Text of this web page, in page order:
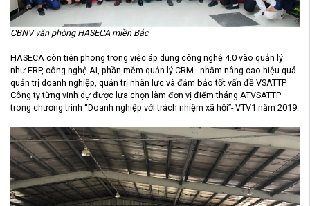
CBNV văn phòng HASECA miền Bắc
HASECA còn tiên phong trong việc áp dụng công nghệ 4.0 vào quản lý
như ERP, công nghệ AI, phần mềm quản lý CRM...nhằm nâng cao hiệu quả
quản trị doanh nghiệp, quản trị nhân lực và đảm bảo tốt vấn đề VSATTP.
Công ty từng vinh dự được lựa chọn làm đơn vị điểm tháng ATVSATTP
trong chương trình “Doanh nghiệp với trách nhiệm xã hội”- VTV1 năm 2019.